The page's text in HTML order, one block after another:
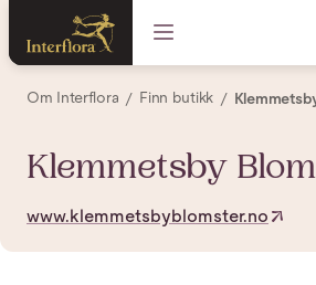
Om Interflora Finn butikk
Klemmetsby
www.klemmetsbyblomster.no